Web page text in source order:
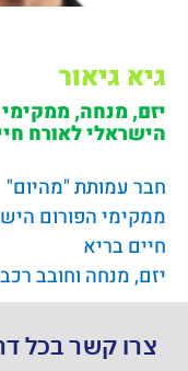
גיא גיאור
יזם, מנחה,
הישראלי לאורח
חבר עמותת "מהיום"
ממקימי הפורום
חיים בריא
יזם, מנחה וחובב
צרו קשר בכל